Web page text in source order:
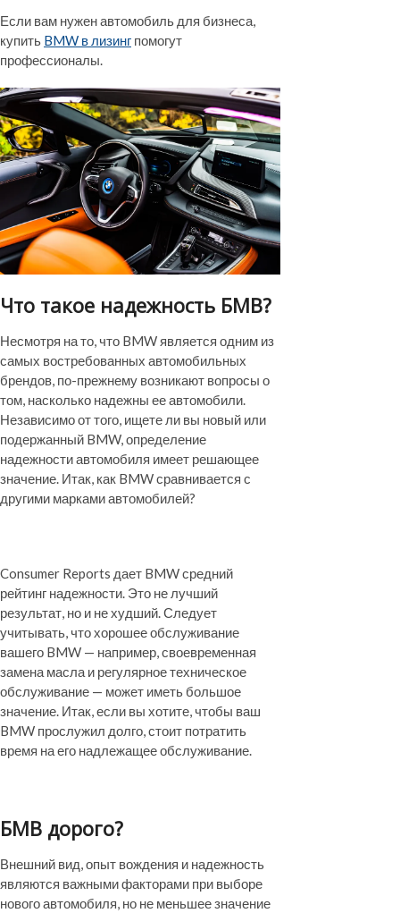
Если вам нужен автомобиль для бизнеса,
купить BMW в лизинг помогут
профессионалы.
Что такое надежность БМВ?
Несмотря на то, что BMW является одним из
самых востребованных автомобильных
брендов, по-прежнему возникают вопросы о
том, насколько надежны ее автомобили.
Независимо от того, ищете ли вы новый или
подержанный BMW, определение
надежности автомобиля имеет решающее
значение. Итак, как BMW сравнивается с
другими марками автомобилей?
Consumer Reports дает BMW средний
рейтинг надежности. Это не лучший
результат, но и не худший. Следует
учитывать, что хорошее обслуживание
вашего BMW — например, своевременная
замена масла и регулярное техническое
обслуживание — может иметь большое
значение. Итак, если вы хотите, чтобы ваш
BMW прослужил долго, стоит потратить
время на его надлежащее обслуживание.
БМВ дорого?
Внешний вид, опыт вождения и надежность
являются важными факторами при выборе
нового автомобиля, но не меньшее значение